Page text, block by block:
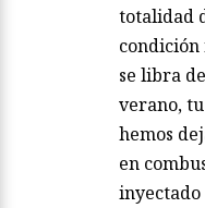
totalidad
se libra
verano,
hemos
en
inyectado